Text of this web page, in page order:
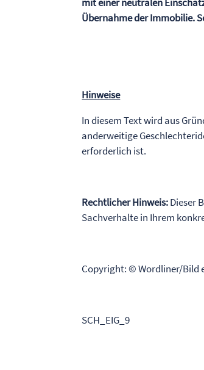
Übernahme der Immobilie.
Hinweise
In diesem Text wird aus
anderweitige
erforderlich ist.
Rechtlicher Hinweis:Dieser
Sachverhalte in Ihrem
Copyright: © Wordliner/Bild
SCH_EIG_9